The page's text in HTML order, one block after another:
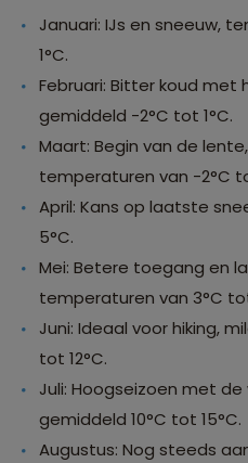
Januari: IJs en sneeuw,
1°C.
Februari: Bitter koud met
gemiddeld -2°C tot 1°C.
Maart: Begin van de
temperaturen van -2°C
April: Kans op laatste
5°C.
Mei: Betere toegang en
temperaturen van 3°C
Juni: Ideaal voor hiking,
tot 12°C.
Juli: Hoogseizoen met
gemiddeld 10°C tot 15°C.
Augustus: Nog steeds